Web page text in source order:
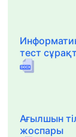
тест
Ағылшын
жоспары